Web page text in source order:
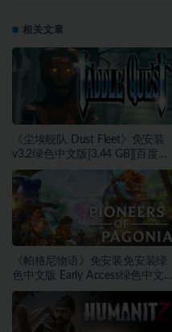
相关文章
《尘埃舰队 Dust Fleet》免安装
v3.2绿色中文版[3.44 GB][百度网
盘]
《帕格尼物语》免安装免安装绿
色中文版 Early Access绿色中文版
[2.55 GB][百度网盘]